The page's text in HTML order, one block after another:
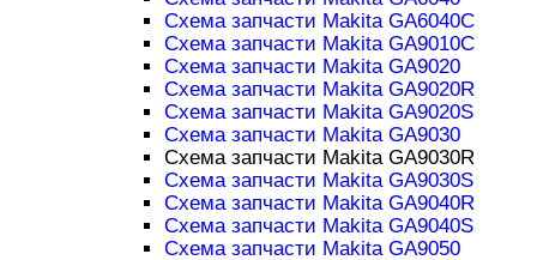
Схема запчасти Makita GA6040C
Схема запчасти Makita GA9010C
Схема запчасти Makita GA9020
Схема запчасти Makita GA9020R
Схема запчасти Makita GA9020S
Схема запчасти Makita GA9030
Схема запчасти Makita GA9030R
Схема запчасти Makita GA9030S
Схема запчасти Makita GA9040R
Схема запчасти Makita GA9040S
Схема запчасти Makita GA9050